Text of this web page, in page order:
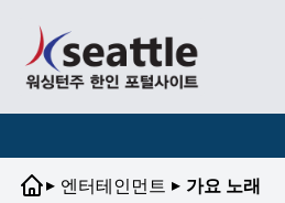
▸ 엔터테인먼트 ▸ 가요 노래